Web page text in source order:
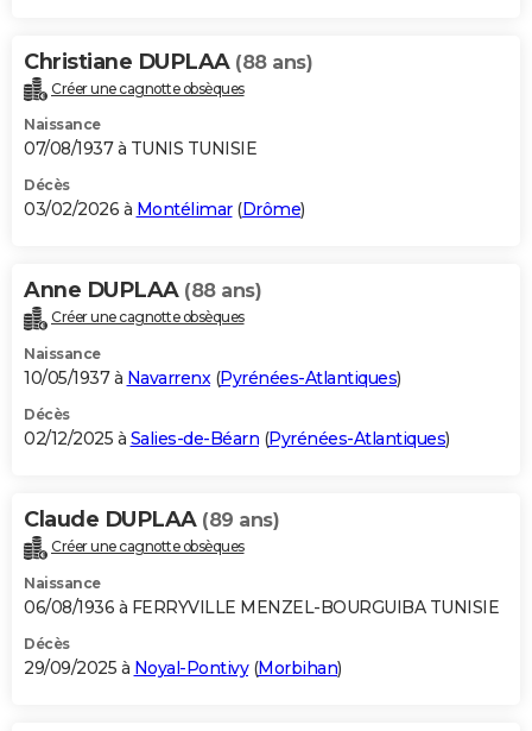
Christiane DUPLAA (88 ans)
Créer une cagnotte obsèques
Naissance
07/08/1937 à TUNIS TUNISIE
Décès
03/02/2026 à Montélimar(Drôme)
Anne DUPLAA (88 ans)
Créer une cagnotte obsèques
Naissance
10/05/1937 à Navarrenx(Pyrénées-Atlantiques)
Décès
02/12/2025 à Salies-de-Béarn (Pyrénées-Atlantiques)
Claude DUPLAA (89 ans)
Créer une cagnotte obsèques
Naissance
06/08/1936 à FERRYVILLE MENZEL-BOURGUIBA TUNISIE
Décès
29/09/2025 à Noyal-Pontivy(Morbihan)